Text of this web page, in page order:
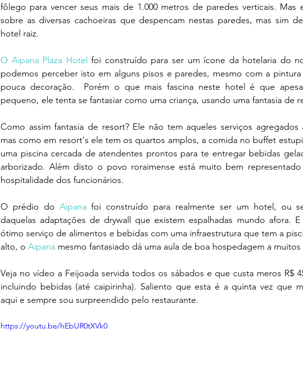
fôlego para vencer seus mais de 1.000 metros de paredes verticais. Mas
sobre as diversas cachoeiras que despencam nestas paredes, mas sim
hotel raiz.
O Aipana Plaza Hotel foi construído para ser um ícone da hotelaria do
podemos perceber isto em alguns pisos e paredes, mesmo com a
pouca decoração.  Porém o que mais fascina neste hotel é que
pequeno, ele tenta se fantasiar como uma criança, usando uma fantasia de
Como assim fantasia de resort? Ele não tem aqueles serviços agregados
mas como em resort's ele tem os quartos amplos, a comida no buffet
uma piscina cercada de atendentes prontos para te entregar bebidas
arborizado. Além disto o povo roraimense está muito bem
hospitalidade dos funcionários.
O prédio do Aipana foi construído para realmente ser um hotel, ou
daquelas adaptações de drywall que existem espalhadas mundo afora.
ótimo serviço de alimentos e bebidas com uma infraestrutura que tem a
alto, o Aipana mesmo fantasiado dá uma aula de boa hospedagem a
Veja no vídeo a Feijoada servida todos os sábados e que custa meros R$
incluindo bebidas (até caipirinha). Saliento que esta é a quinta vez que
aqui e sempre sou surpreendido pelo restaurante.
https://youtu.be/hEbUR0tXVk0